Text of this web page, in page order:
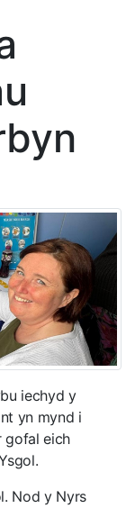
iechyd y
yn mynd i
gofal eich
Nod y Nyrs